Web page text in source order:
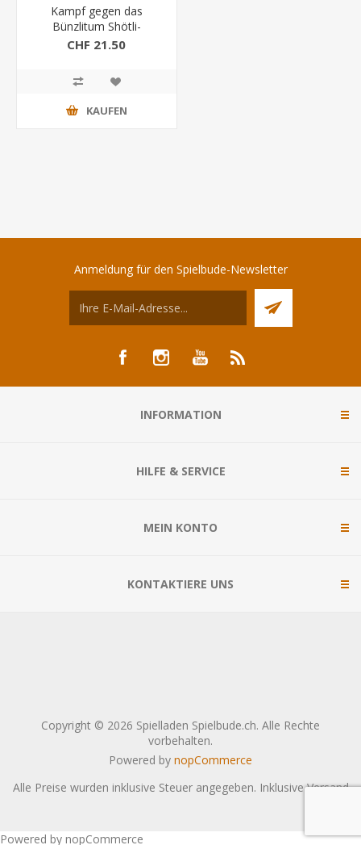
Kampf gegen das
Bünzlitum Shötli-
Erweiterung
CHF 21.50
KAUFEN
Anmeldung für den Spielbude-Newsletter
INFORMATION
HILFE & SERVICE
MEIN KONTO
KONTAKTIERE UNS
Copyright © 2026 Spielladen Spielbude.ch. Alle Rechte
vorbehalten.
Powered by nopCommerce
Alle Preise wurden inklusive Steuer angegeben. InklusiveVersand
Powered by nopCommerce